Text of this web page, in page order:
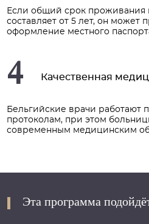
Если общий срок проживания
составляет от 5 лет, он может
оформление местного
4 Качественная
Бельгийские врачи работают
протоколам, при этом
современным медицинским
Эта программа